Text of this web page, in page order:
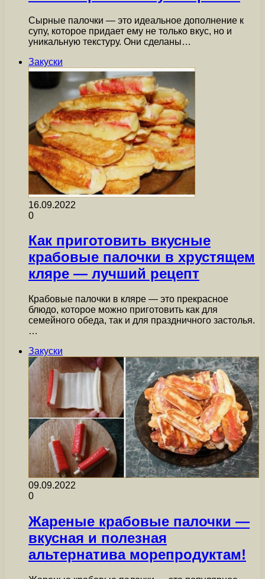
Сырные палочки — это идеальное дополнение к
супу, которое придает ему не только вкус, но и
уникальную текстуру. Они сделаны…
Закуски
16.09.2022
0
Как приготовить вкусные
крабовые палочки в хрустящем
кляре — лучший рецепт
Крабовые палочки в кляре — это прекрасное
блюдо, которое можно приготовить как для
семейного обеда, так и для праздничного застолья.
…
Закуски
09.09.2022
0
Жареные крабовые палочки —
вкусная и полезная
альтернатива морепродуктам!